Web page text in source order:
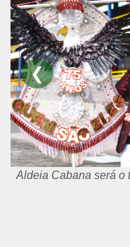
❮
Aldeia Cabana será o